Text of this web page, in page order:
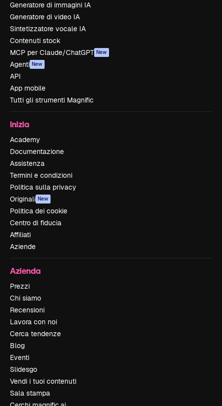
Generatore di immagini IA
Generatore di video IA
Sintetizzatore vocale IA
Contenuti stock
MCP per Claude/ChatGPT New
Agenti New
API
App mobile
Tutti gli strumenti Magnific
Inizia
Academy
Documentazione
Assistenza
Termini e condizioni
Politica sulla privacy
Originali New
Politica dei cookie
Centro di fiducia
Affiliati
Aziende
Azienda
Prezzi
Chi siamo
Recensioni
Lavora con noi
Cerca tendenze
Blog
Eventi
Slidesgo
Vendi i tuoi contenuti
Sala stampa